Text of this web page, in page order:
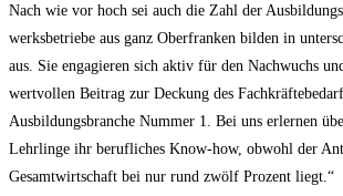
Nach wie vor hoch sei auch die Zahl der
werks­be­trie­be aus ganz Ober­fran­ken bil­den in
aus. Sie enga­gie­ren sich aktiv für den Nach­wuchs
wert­vol­len Bei­trag zur Deckung des
Aus­bil­dungs­bran­che Num­mer 1. Bei uns erler­nen
Lehr­lin­ge ihr beruf­li­ches Know-how, obwohl der
Gesamt­wirt­schaft bei nur rund zwölf Pro­zent liegt.“